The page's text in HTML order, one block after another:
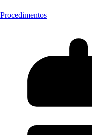
Procedimentos